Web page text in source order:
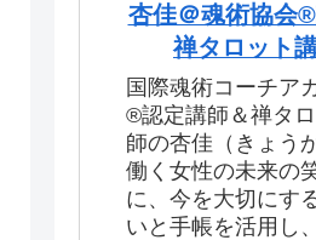
杏佳＠魂術協会
禅タロット
国際魂術コーチア
®認定講師＆禅タ
師の杏佳（きょう
働く女性の未来の
に、今を大切にす
いと手帳を活用し